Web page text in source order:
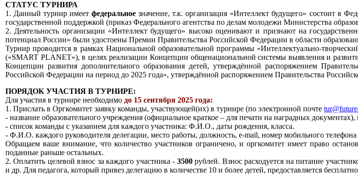
СТАТУС ТУРНИРА
1. Данный турнир имеетфедеральное значение, т.к. организация «Интеллект будущего» состоит в
государственной поддержкой (приказ Федерального агентства по делам молодежи Министерства
2. Деятельность организации «Интеллект будущего» высоко оценивают и признают на
потенциал России» были удостоены Премии Правительства Российской Федерации в области
Турнир проводится в рамках Национальной образовательной программы «Интеллектуально-
(«SMART PLANET»), в целях реализации Концепции общенациональной системы выявления и
Концепции развития дополнительного образования детей, утверждённой распоряжением
Российской Федерации на период до 2025 года», утверждённой распоряжением Правительства
ПОРЯДОК УЧАСТИЯ В ТУРНИРЕ:
Для участия в турнире необходимо до 15 сентября 2025 года:
1. Прислать в Оргкомитет заявку команды, участвующей(их) в турнире (по электронной почте
- название образовательного учреждения (официальное краткое – для печати на наградных
- список команды с указанием для каждого участника: Ф.И.О., даты рождения, класса.
- Ф.И.О. каждого руководителя делегации, место работы, должность, e-mail, номер мобильного телефона
Обращаем ваше внимание, что количество участников ограничено, и оргкомитет имеет право
поданные раньше остальных.
2. Оплатить целевой взнос за каждого участника - 3500рублей. Взнос расходуется на питание
и др. Для педагога, который привез делегацию в количестве 10 и более детей, предоставляется